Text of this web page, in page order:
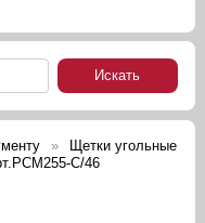
Щетки угольные
C/46